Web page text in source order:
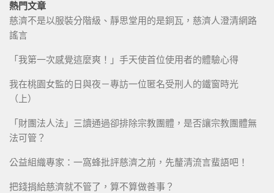
熱門文章
慈濟不是以服裝分階級、靜思堂用的是銅瓦，慈濟人澄清網路
謠言
「我第一次感覺這麼爽！」手天使首位使用者的體驗心得
我在桃園女監的日與夜－專訪一位匿名受刑人的鐵窗時光
（上）
「財團法人法」三讀通過卻排除宗教團體，是否讓宗教團體無
法可管？
公益組織專家：一窩蜂批評慈濟之前，先釐清流言蜚語吧！
把錢捐給慈濟就不管了，算不算做善事？